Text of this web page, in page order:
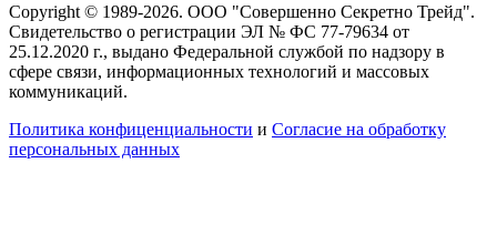
Copyright © 1989-2026. ООО "Совершенно Секретно Трейд".
Свидетельство о регистрации ЭЛ № ФС 77-79634 от
25.12.2020 г., выдано Федеральной службой по надзору в
сфере связи, информационных технологий и массовых
коммуникаций.
Политика конфиценциальности и Согласие на обработку
персональных данных